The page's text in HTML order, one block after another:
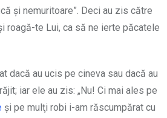
şi nemuritoare”. Deci au zis către
roagă-te Lui, ca să ne ierte păcatele
dacă au ucis pe cineva sau dacă au
iar ele au zis: „Nu! Ci mai ales pe
şi pe mulţi robi i-am răscumpărat cu